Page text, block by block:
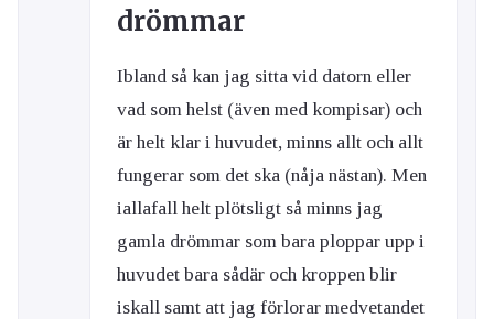
drömmar
Ibland så kan jag sitta vid datorn eller
vad som helst (även med kompisar) och
är helt klar i huvudet, minns allt och allt
fungerar som det ska (nåja nästan). Men
iallafall helt plötsligt så minns jag
gamla drömmar som bara ploppar upp i
huvudet bara sådär och kroppen blir
iskall samt att jag förlorar medvetandet